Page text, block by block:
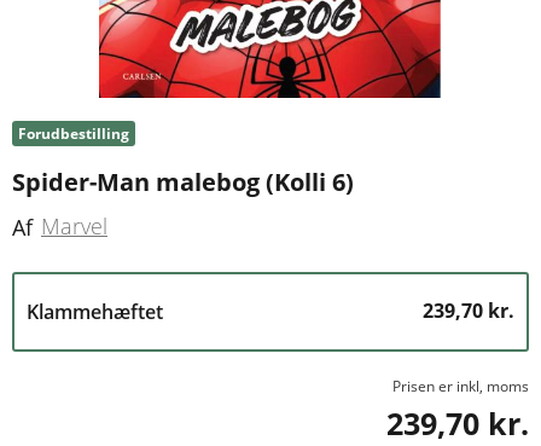
Forudbestilling
Spider-Man malebog (Kolli 6)
Af Marvel
Klammehæftet 239,70 kr.
Prisen er inkl, moms
239,70 kr.